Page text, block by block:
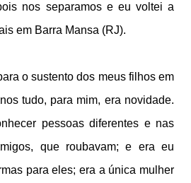
nos separamos e eu voltei a
em Barra Mansa (RJ).
o sustento dos meus filhos em
tudo, para mim, era novidade.
pessoas diferentes e nas
que roubavam; e era eu
para eles; era a única mulher